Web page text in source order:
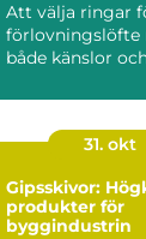
Att välja ringar
förlovningslöfte
både känslor
31. okt
Gipsskivor:
produkter för
byggindustrin